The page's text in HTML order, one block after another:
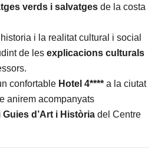
verds i salvatges de la costa
i la realitat cultural i social
de les explicacions culturals
confortable Hotel 4**** a la ciutat
anirem acompanyats
d’Art i Història del Centre